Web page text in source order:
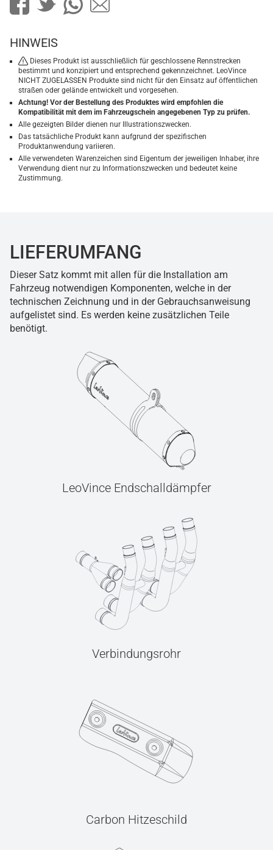
HINWEIS
Dieses Produkt ist ausschließlich für geschlossene Rennstrecken
bestimmt und konzipiert und entsprechend gekennzeichnet. LeoVince
NICHT ZUGELASSEN Produkte sind nicht für den Einsatz auf öffentlichen
straßen oder gelände entwickelt und vorgesehen.
Achtung! Vor der Bestellung des Produktes wird empfohlen die
Kompatibilität mit dem im Fahrzeugschein angegebenen Typ zu prüfen.
Alle gezeigten Bilder dienen nur Illustrationszwecken.
Das tatsächliche Produkt kann aufgrund der spezifischen
Produktanwendung variieren.
Alle verwendeten Warenzeichen sind Eigentum der jeweiligen Inhaber, ihre
Verwendung dient nur zu Informationszwecken und bedeutet keine
Zustimmung.
LIEFERUMFANG
Dieser Satz kommt mit allen für die Installation am
Fahrzeug notwendigen Komponenten, welche in der
technischen Zeichnung und in der Gebrauchsanweisung
aufgelistet sind. Es werden keine zusätzlichen Teile
benötigt.
LeoVince Endschalldämpfer
Verbindungsrohr
Carbon Hitzeschild